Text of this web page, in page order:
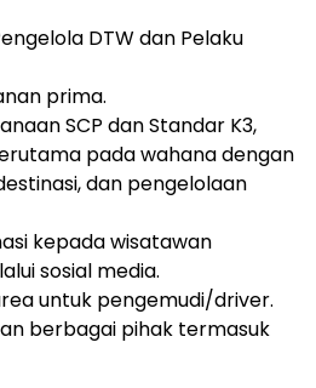
DTW dan Pelaku
prima.
SCP dan Standar K3,
pada wahana dengan
dan pengelolaan
kepada wisatawan
sosial media.
untuk pengemudi/driver.
berbagai pihak termasuk